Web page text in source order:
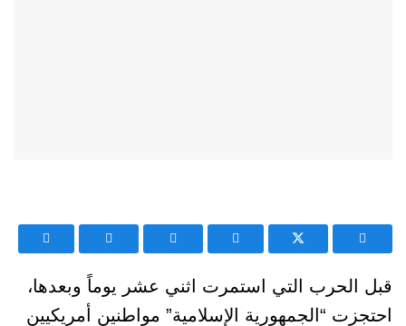
قبل الحرب التي استمرت اثني عشر يوماً وبعدها،
احتجزت “الجمهورية الإسلامية” مواطنين أمريكيين